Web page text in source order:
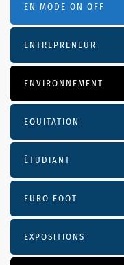
EN MODE ON OFF
ENTREPRENEUR
ENVIRONNEMENT
EQUITATION
ÉTUDIANT
EURO FOOT
EXPOSITIONS